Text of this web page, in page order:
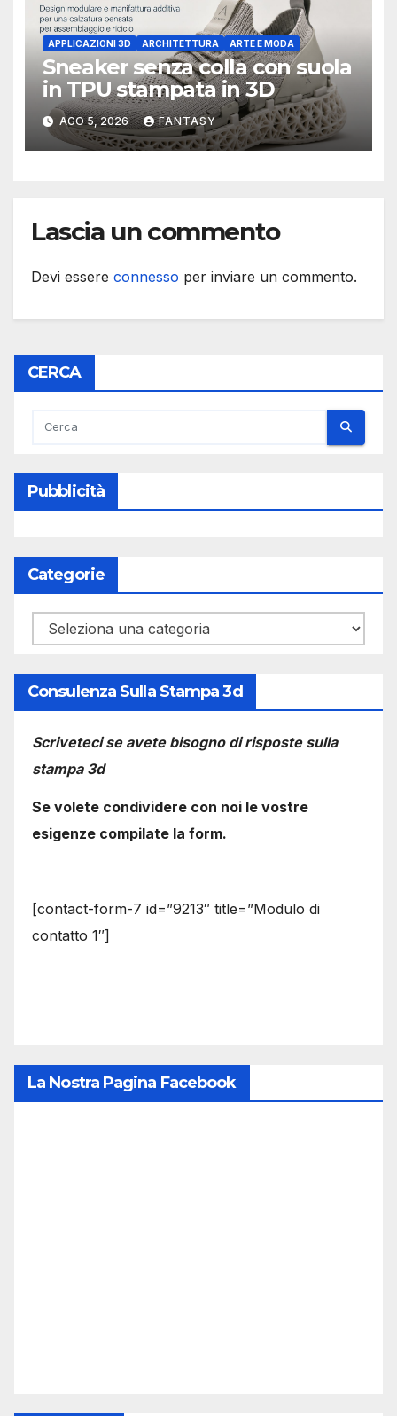
APPLICAZIONI 3D ARCHITETTURA ARTE E MODA
Sneaker senza colla con suola
in TPU stampata in 3D
AGO 5, 2026 FANTASY
Lascia un commento
Devi essere connesso per inviare un commento.
CERCA
Pubblicità
Categorie
Categorie
Consulenza Sulla Stampa 3d
Scriveteci se avete bisogno di risposte sulla
stampa 3d
Se volete condividere con noi le vostre
esigenze compilate la form.
[contact-form-7 id=”9213″ title=”Modulo di
contatto 1″]
La Nostra Pagina Facebook